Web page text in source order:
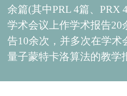
余篇(其中PRL 4篇、PRX
学术会议上作学术报告20
告10余次，并多次在学术
量子蒙特卡洛算法的教学